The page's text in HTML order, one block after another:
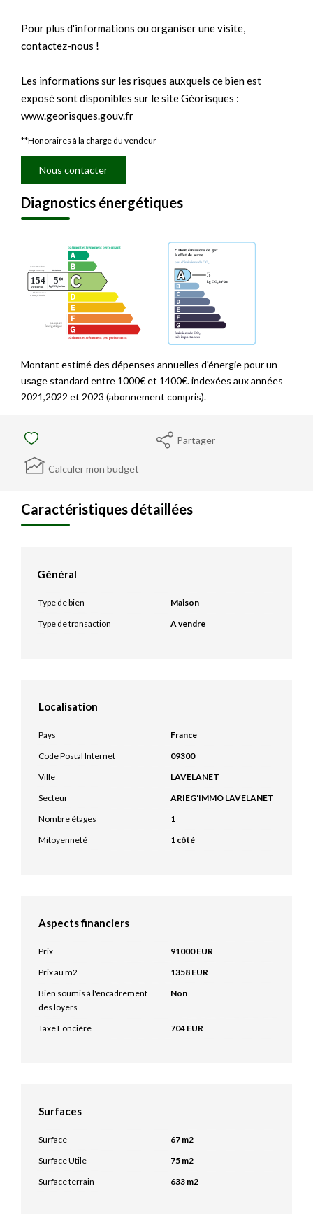
Pour plus d'informations ou organiser une visite,
contactez-nous !
Les informations sur les risques auxquels ce bien est
exposé sont disponibles sur le site Géorisques :
www.georisques.gouv.fr
**Honoraires à la charge du vendeur
Nous contacter
Diagnostics énergétiques
Montant estimé des dépenses annuelles d'énergie pour un
usage standard entre 1000€ et 1400€. indexées aux années
2021,2022 et 2023 (abonnement compris).
Partager
Calculer mon budget
Caractéristiques détaillées
Général
Type de bien
Maison
Type de transaction
A vendre
Localisation
Pays
France
Code Postal Internet
09300
Ville
LAVELANET
Secteur
ARIEG'IMMO LAVELANET
Nombre étages
1
Mitoyenneté
1 côté
Aspects financiers
Prix
91000 EUR
Prix au m2
1358 EUR
Bien soumis à l'encadrement
des loyers
Non
Taxe Foncière 704 EUR
Surfaces
Surface
67 m2
Surface Utile
75 m2
Surface terrain
633 m2